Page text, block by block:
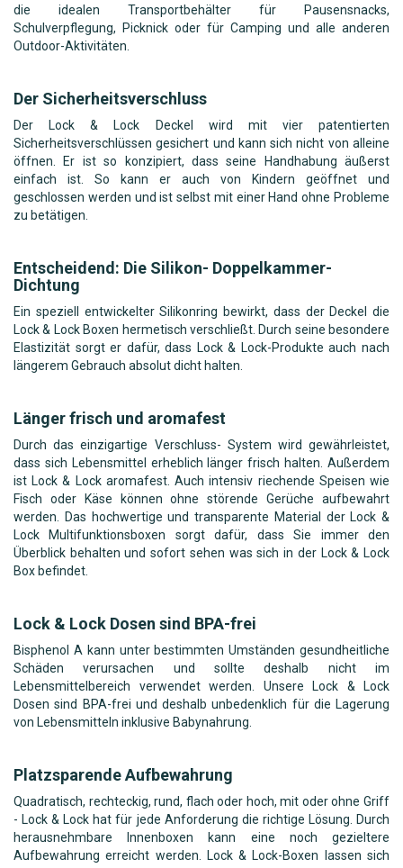
die idealen Transportbehälter für Pausensnacks,
Schulverpflegung, Picknick oder für Camping und alle anderen
Outdoor-Aktivitäten.
Der Sicherheitsverschluss
Der Lock & Lock Deckel wird mit vier patentierten
Sicherheitsverschlüssen gesichert und kann sich nicht von alleine
öffnen. Er ist so konzipiert, dass seine Handhabung äußerst
einfach ist. So kann er auch von Kindern geöffnet und
geschlossen werden und ist selbst mit einer Hand ohne Probleme
zu betätigen.
Entscheidend: Die Silikon- Doppelkammer-
Dichtung
Ein speziell entwickelter Silikonring bewirkt, dass der Deckel die
Lock & Lock Boxen hermetisch verschließt. Durch seine besondere
Elastizität sorgt er dafür, dass Lock & Lock-Produkte auch nach
längerem Gebrauch absolut dicht halten.
Länger frisch und aromafest
Durch das einzigartige Verschluss- System wird gewährleistet,
dass sich Lebensmittel erheblich länger frisch halten. Außerdem
ist Lock & Lock aromafest. Auch intensiv riechende Speisen wie
Fisch oder Käse können ohne störende Gerüche aufbewahrt
werden. Das hochwertige und transparente Material der Lock &
Lock Multifunktionsboxen sorgt dafür, dass Sie immer den
Überblick behalten und sofort sehen was sich in der Lock & Lock
Box befindet.
Lock & Lock Dosen sind BPA-frei
Bisphenol A kann unter bestimmten Umständen gesundheitliche
Schäden verursachen und sollte deshalb nicht im
Lebensmittelbereich verwendet werden. Unsere Lock & Lock
Dosen sind BPA-frei und deshalb unbedenklich für die Lagerung
von Lebensmitteln inklusive Babynahrung.
Platzsparende Aufbewahrung
Quadratisch, rechteckig, rund, flach oder hoch, mit oder ohne Griff
- Lock & Lock hat für jede Anforderung die richtige Lösung. Durch
herausnehmbare Innenboxen kann eine noch gezieltere
Aufbewahrung erreicht werden. Lock & Lock-Boxen lassen sich